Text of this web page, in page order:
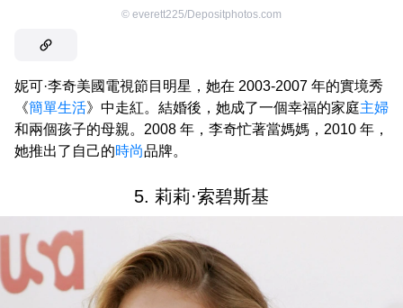
© everett225/Depositphotos.com
妮可·李奇美國電視節目明星，她在 2003-2007 年的實境秀
《簡單生活》中走紅。結婚後，她成了一個幸福的家庭主婦
和兩個孩子的母親。2008 年，李奇忙著當媽媽，2010 年，
她推出了自己的時尚品牌。
5. 莉莉·索碧斯基